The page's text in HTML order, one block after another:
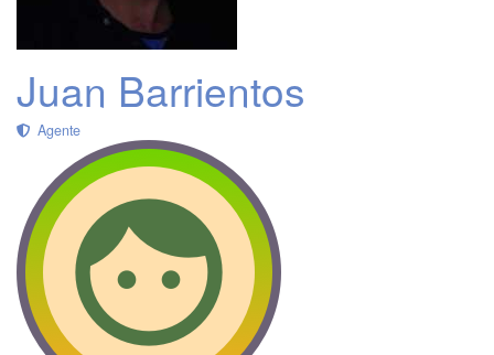
Juan Barrientos
Agente